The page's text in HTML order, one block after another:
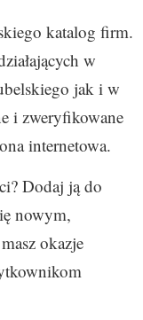
katalog firm.
w
jak i w
i zweryfikowane
internetowa.
Dodaj ją do
nowym,
okazje